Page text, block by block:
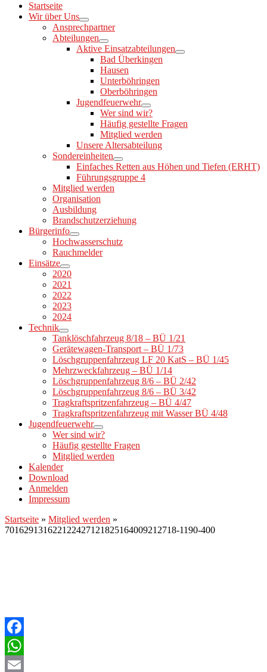
Startseite
Wir über Uns
Ansprechpartner
Abteilungen
Aktive Einsatzabteilungen
Bad Überkingen
Hausen
Unterböhringen
Oberböhringen
Jugendfeuerwehr
Wer sind wir?
Häufig gestellte Fragen
Mitglied werden
Unsere Altersabteilung
Sondereinheiten
Einfaches Retten aus Höhen und Tiefen (ERHT)
Führungsgruppe 4
Mitglied werden
Organisation
Ausbildung
Brandschutzerziehung
Bürgerinfo
Hochwasserschutz
Rauchmelder
Einsätze
2020
2021
2022
2023
2024
Technik
Tanklöschfahrzeug 8/18 – BÜ 1/21
Gerätewagen-Transport – BÜ 1/73
Löschgruppenfahrzeug LF 20 KatS – BÜ 1/45
Mehrzweckfahrzeug – BÜ 1/14
Löschgruppenfahrzeug 8/6 – BÜ 2/42
Löschgruppenfahrzeug 8/6 – BÜ 3/42
Tragkraftspritzenfahrzeug – BÜ 4/47
Tragkraftspritzenfahrzeug mit Wasser BÜ 4/48
Jugendfeuerwehr
Wer sind wir?
Häufig gestellte Fragen
Mitglied werden
Kalender
Download
Anmelden
Impressum
Startseite » Mitglied werden »
701629131622122427121825164009212718-1190-400
Facebook
WhatsApp